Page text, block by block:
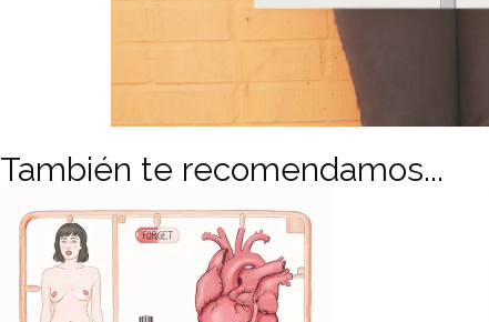
También te recomendamos...